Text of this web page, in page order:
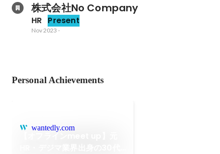
株式会社No Company
HR Present
Nov 2023 -
Personal Achievements
wantedly.com